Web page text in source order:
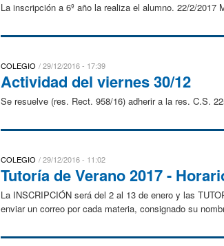
La inscripción a 6º año la realiza el alumno. 22/2/2017
COLEGIO 29/12/2016 - 17:39
Actividad del viernes 30/12
Se resuelve (res. Rect. 958/16) adherir a la res. C.S.
COLEGIO 29/12/2016 - 11:02
Tutoría de Verano 2017 -
La INSCRIPCIÓN será del 2 al 13 de enero y las
enviar un correo por cada materia, consignado su